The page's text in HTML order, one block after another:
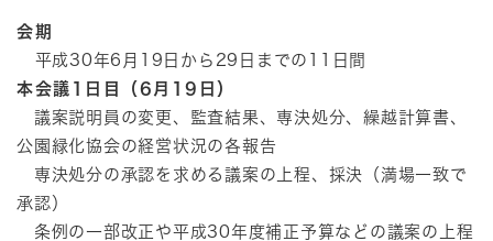
会期
平成30年6月19日から29日までの11日間
本会議1日目（6月19日）
議案説明員の変更、監査結果、専決処分、繰越計算書、
公園緑化協会の経営状況の各報告
専決処分の承認を求める議案の上程、採決（満場一致で
承認）
条例の一部改正や平成30年度補正予算などの議案の上程